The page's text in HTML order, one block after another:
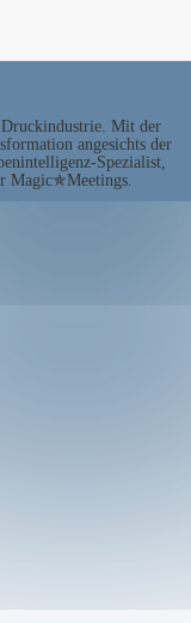
Mit der
angesichts der
Spezialist,
Magic✯Meetings.